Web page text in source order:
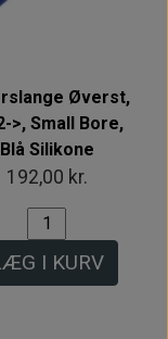
Øverst,
>, Small Bore,
Blå Silikone
192,00 kr.
I KURV